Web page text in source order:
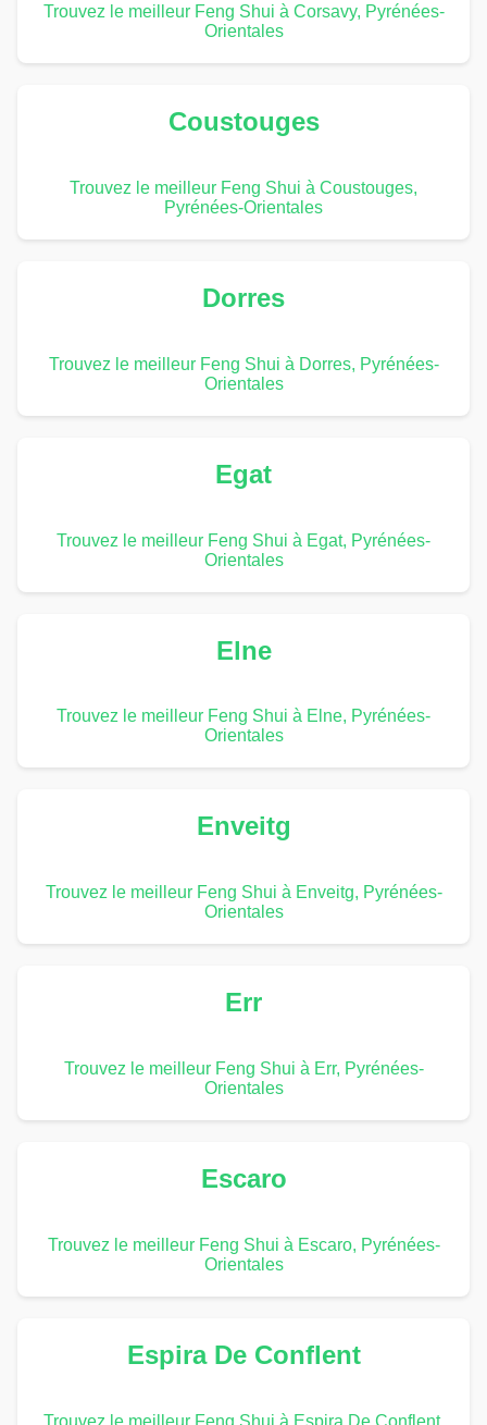
Trouvez le meilleur Feng Shui à Corsavy, Pyrénées-
Orientales
Coustouges
Trouvez le meilleur Feng Shui à Coustouges,
Pyrénées-Orientales
Dorres
Trouvez le meilleur Feng Shui à Dorres, Pyrénées-
Orientales
Egat
Trouvez le meilleur Feng Shui à Egat, Pyrénées-
Orientales
Elne
Trouvez le meilleur Feng Shui à Elne, Pyrénées-
Orientales
Enveitg
Trouvez le meilleur Feng Shui à Enveitg, Pyrénées-
Orientales
Err
Trouvez le meilleur Feng Shui à Err, Pyrénées-
Orientales
Escaro
Trouvez le meilleur Feng Shui à Escaro, Pyrénées-
Orientales
Espira De Conflent
Trouvez le meilleur Feng Shui à Espira De Conflent,